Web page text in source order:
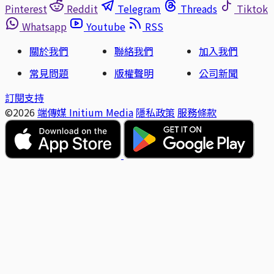
Pinterest
Reddit Telegram Threads
Tiktok
Whatsapp
Youtube
RSS
關於我們
聯絡我們
加入我們
常見問題
版權聲明
公司新聞
訂閱支持
©2026 端傳媒 Initium Media 隱私政策 服務條款